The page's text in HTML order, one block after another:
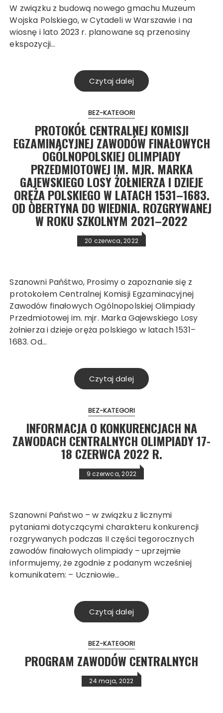
W związku z budową nowego gmachu Muzeum
Wojska Polskiego, w Cytadeli w Warszawie i na
wiosnę i lato 2023 r. planowane są przenosiny
ekspozycji…
Czytaj dalej
BEZ-KATEGORI
PROTOKÓŁ CENTRALNEJ KOMISJI
EGZAMINACYJNEJ ZAWODÓW FINAŁOWYCH
OGÓLNOPOLSKIEJ OLIMPIADY
PRZEDMIOTOWEJ IM. MJR. MARKA
GAJEWSKIEGO LOSY ŻOŁNIERZA I DZIEJE
ORĘŻA POLSKIEGO W LATACH 1531–1683.
OD OBERTYNA DO WIEDNIA. ROZGRYWANEJ
W ROKU SZKOLNYM 2021–2022
20 czerwca, 2022
Szanowni Pańśtwo, Prosimy o zapoznanie się z
protokołem Centralnej Komisji Egzaminacyjnej
Zawodów finałowych Ogólnopolskiej Olimpiady
Przedmiotowej im. mjr. Marka Gajewskiego Losy
żołnierza i dzieje oręża polskiego w latach 1531–
1683. Od…
Czytaj dalej
BEZ-KATEGORI
INFORMACJA O KONKURENCJACH NA
ZAWODACH CENTRALNYCH OLIMPIADY 17-
18 CZERWCA 2022 R.
9 czerwca, 2022
Szanowni Państwo – w związku z licznymi
pytaniami dotyczącymi charakteru konkurencji
rozgrywanych podczas II części tegorocznych
zawodów finałowych olimpiady – uprzejmie
informujemy, że zgodnie z podanym wcześniej
komunikatem: – Uczniowie…
Czytaj dalej
BEZ-KATEGORI
PROGRAM ZAWODÓW CENTRALNYCH
24 maja, 2022